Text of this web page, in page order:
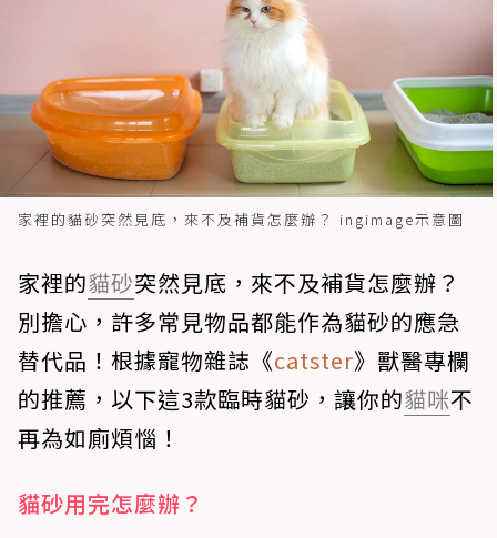
家裡的貓砂突然見底，來不及補貨怎麼辦？ ingimage示意圖
家裡的貓砂突然見底，來不及補貨怎麼辦？
別擔心，許多常見物品都能作為貓砂的應急
替代品！根據寵物雜誌《catster》獸醫專欄
的推薦，以下這3款臨時貓砂，讓你的貓咪不
再為如廁煩惱！
貓砂用完怎麼辦？